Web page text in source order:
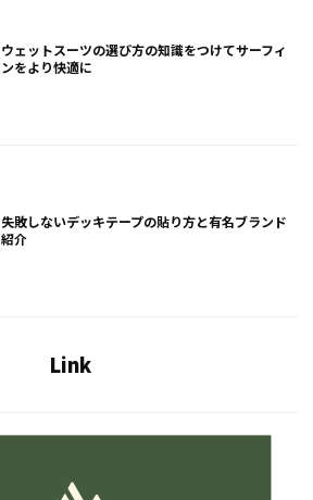
ウェットスーツの選び方の知識をつけてサーフィ
ンをより快適に
失敗しないデッキテープの貼り方と有名ブランド
紹介
Link